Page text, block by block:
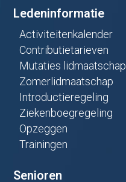
Ledeninformatie
Activiteitenkalender
Contributietarieven
Mutaties lidmaatschap
Zomerlidmaatschap
Introductieregeling
Ziekenboegregeling
Opzeggen
Trainingen
Senioren